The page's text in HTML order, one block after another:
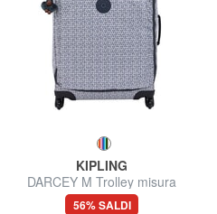
KIPLING
DARCEY M Trolley misura
media
56% SALDI